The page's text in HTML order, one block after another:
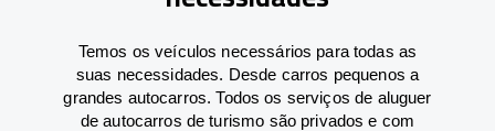
Temos os veículos necessários para todas as
suas necessidades. Desde carros pequenos a
grandes autocarros. Todos os serviços de aluguer
de autocarros de turismo são privados e com